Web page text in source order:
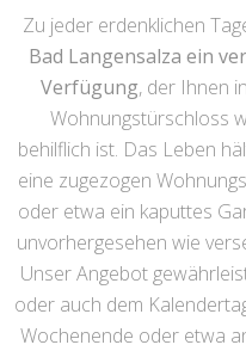
Zu jeder erdenklichen
Bad Langensalza ein
Verfügung, der Ihnen
Wohnungstürschloss
behilflich ist. Das Leben
eine zugezogen
oder etwa ein kaputtes
unvorhergesehen wie
Unser Angebot
oder auch dem
Wochenende oder etwa